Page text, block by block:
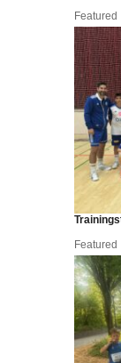
Featured
Featured